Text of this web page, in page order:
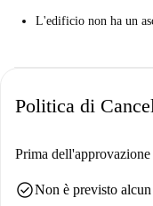
È perfetto per coloro che
L'edificio non ha un
Politica di
Prima
check_circleNon è previsto